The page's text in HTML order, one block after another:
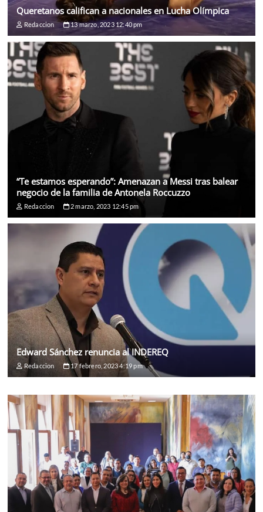
Queretanos califican a nacionales en Lucha Olímpica
Redaccion 13 marzo, 2023 12:40 pm
“Te estamos esperando”: Amenazan a Messi tras balear
negocio de la familia de Antonela Roccuzzo
Redaccion 2 marzo, 2023 12:45 pm
Edward Sánchez renuncia al INDEREQ
Redaccion 17 febrero, 2023 4:19 pm